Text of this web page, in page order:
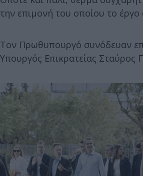
την επιμονή του οποίου το
Τον Πρωθυπουργό συνόδευαν
Υπουργός Επικρατείας Σταύρος